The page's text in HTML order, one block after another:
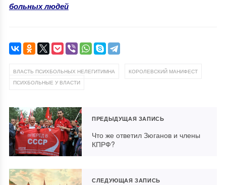
больных людей
ВЛАСТЬ ПСИХБОЛЬНЫХ НЕЛЕГИТИМНА КОРОЛЕВСКИЙ МАНИФЕСТ
ПСИХБОЛЬНЫЕ У ВЛАСТИ
ПРЕДЫДУЩАЯ ЗАПИСЬ
Что же ответил Зюганов и члены
КПРФ?
СЛЕДУЮЩАЯ ЗАПИСЬ